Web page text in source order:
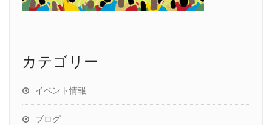
カテゴリー
イベント情報
ブログ